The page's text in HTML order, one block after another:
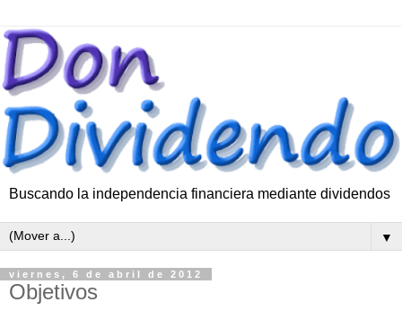
Buscando la independencia financiera mediante dividendos
▼
viernes, 6 de abril de 2012
Objetivos